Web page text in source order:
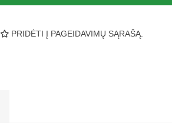
PRIDĖTI Į PAGEIDAVIMŲ SĄRAŠĄ.